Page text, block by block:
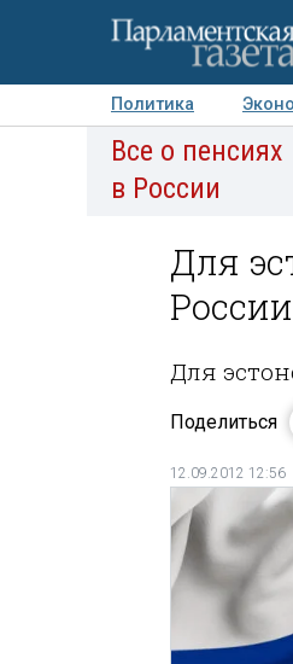
Политика
Авторы
Все о пенсиях
в России
Для
России
Для
Поделиться
12.09.2012 12:56